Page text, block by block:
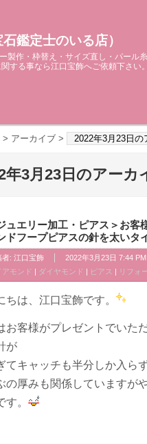
鑑定士のいる店）
製作・枠替え・サイズ直し・パール
する事なら江口宝飾へご依頼下さい。
> アーカイブ > 2022年3月23日の
年3月23日のアーカ
ュエリー加工・ピアス＞お客
ドフープピアスの針を太いタ
者: 江口宝飾
2022年3月23日 7:44 PM
アモンド | ダイヤモンド | ピアス | リフォ
ちは、江口宝飾です。
お客様がプレゼントでいた
が
てキャッチも半分しか入ら
の厚みも関係していますが
す。